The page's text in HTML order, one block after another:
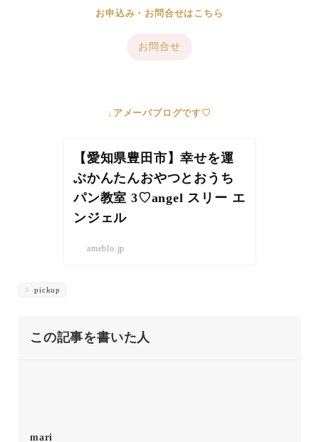
お申込み・お問合せはこちら
お問合せ
↓アメーバブログです♡
【愛知県豊田市】幸せを運
ぶかんたんおやつとおうち
パン教室 3♡angel スリー エ
ンジェル
ameblo.jp
pickup
この記事を書いた人
mari